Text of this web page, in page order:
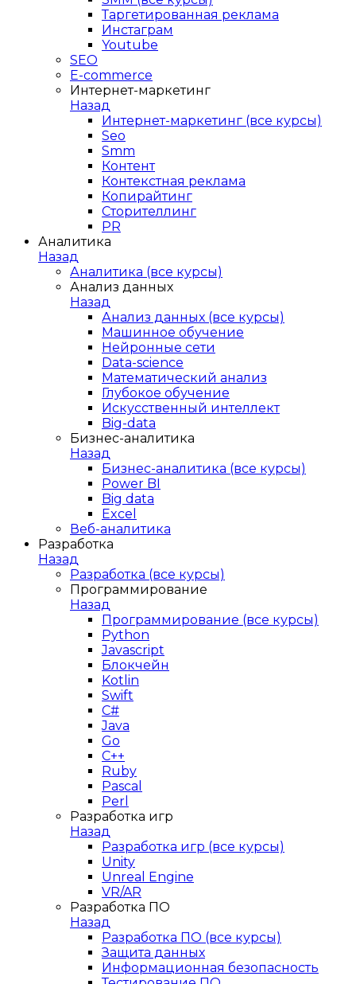
Таргетированная реклама
Инстаграм
Youtube
SEO
E-сommerce
Интернет-маркетинг
Назад
Интернет-маркетинг (все курсы)
Seo
Smm
Контент
Контекстная реклама
Копирайтинг
Сторителлинг
PR
Аналитика
Назад
Аналитика (все курсы)
Анализ данных
Назад
Анализ данных (все курсы)
Машинное обучение
Нейронные сети
Data-science
Математический анализ
Глубокое обучение
Искусственный интеллект
Big-data
Бизнес-аналитика
Назад
Бизнес-аналитика (все курсы)
Power BI
Big data
Excel
Веб-аналитика
Разработка
Назад
Разработка (все курсы)
Программирование
Назад
Программирование (все курсы)
Python
Javascript
Блокчейн
Kotlin
Swift
C#
Java
Go
C++
Ruby
Pascal
Perl
Разработка игр
Назад
Разработка игр (все курсы)
Unity
Unreal Engine
VR/AR
Разработка ПО
Назад
Разработка ПО (все курсы)
Защита данных
Информационная безопасность